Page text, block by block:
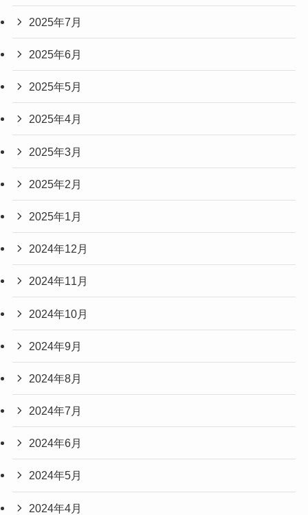
2025年7月
2025年6月
2025年5月
2025年4月
2025年3月
2025年2月
2025年1月
2024年12月
2024年11月
2024年10月
2024年9月
2024年8月
2024年7月
2024年6月
2024年5月
2024年4月